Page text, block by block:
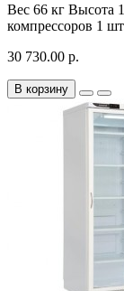
Вес 66 кг Высота
компрессоров 1
30 730.00 р.
В корзину